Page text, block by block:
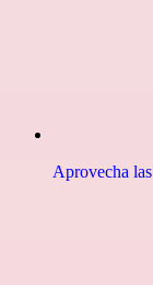
Aprovecha